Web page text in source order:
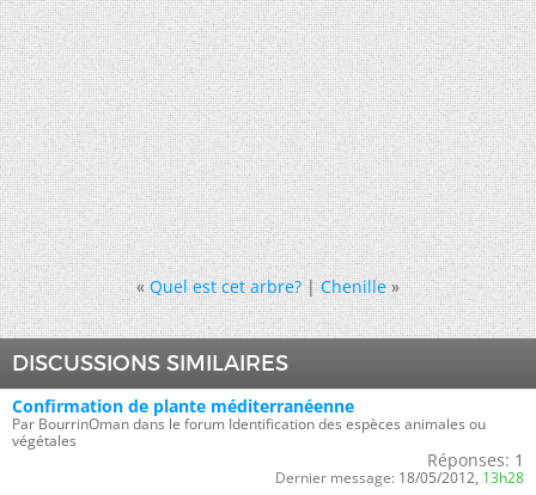
« Quel est cet arbre?|Chenille »
DISCUSSIONS SIMILAIRES
Confirmation de plante méditerranéenne
Par BourrinOman dans le forum Identification des espèces animales ou
végétales
Réponses: 1
Dernier message: 18/05/2012, 13h28